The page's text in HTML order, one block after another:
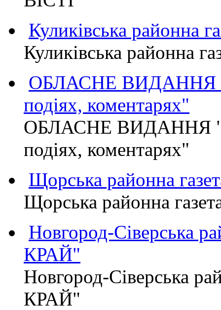
Куликівська районна
Куликівська районна
ОБЛАСНЕ ВИДАННЯ
подіях, коментарях"
ОБЛАСНЕ ВИДАННЯ
подіях, коментарях"
Щорська районна
Щорська районна
Новгород-Сіверська
КРАЙ"
Новгород-Сіверська
КРАЙ"